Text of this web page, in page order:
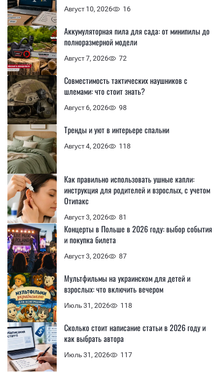
Август 10, 2026 16
Август 7, 2026 72
Аккумуляторная пила для сада: от минипилы до
полноразмерной модели
Август 6, 2026 98
Совместимость тактических наушников с
шлемами: что стоит знать?
Август 4, 2026 118
Тренды и уют в интерьере спальни
Август 3, 2026 81
Как правильно использовать ушные капли:
инструкция для родителей и взрослых, с учетом
Отипакс
Август 3, 2026 87
Концерты в Польше в 2026 году: выбор события
и покупка билета
Июль 31, 2026 118
Мультфильмы на украинском для детей и
взрослых: что включить вечером
Июль 31, 2026 117
Сколько стоит написание статьи в 2026 году и
как выбрать автора